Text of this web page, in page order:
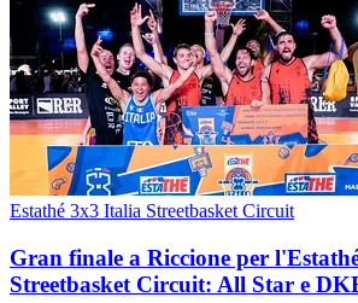
Estathé 3x3 Italia Streetbasket Circuit
Gran finale a Riccione per
Streetbasket Circuit: All Star e